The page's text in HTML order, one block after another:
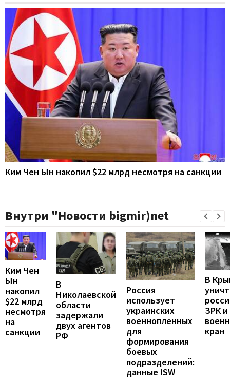
Ким Чен Ын накопил $22 млрд несмотря на санкции
Внутри "Новости bigmir)net
Ким Чен
Ын
накопил
$22 млрд
несмотря
на
санкции
В
Николаевской
области
задержали
двух агентов
РФ
Россия
использует
украинских
военнопленных
для
формирования
боевых
подразделений:
данные ISW
В
ЗРК и
кран